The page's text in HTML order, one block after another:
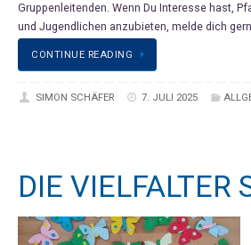
Gruppenleitenden. Wenn Du Interesse hast,
und Jugendlichen anzubieten, melde dich
CONTINUE READING
SIMON SCHÄFER 7. JULI 2025
DIE VIELFALTER